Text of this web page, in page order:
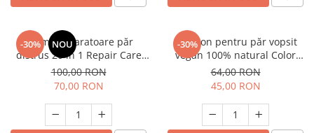
-30% NOU
Cremă reparatoare păr
distrus 20 în 1 Repair Care
300ml
100,00 RON
70,00 RON
-30%
Șampon pentru păr vopsit
vegan 100% natural Color
Protect 250 ml
64,00 RON
45,00 RON